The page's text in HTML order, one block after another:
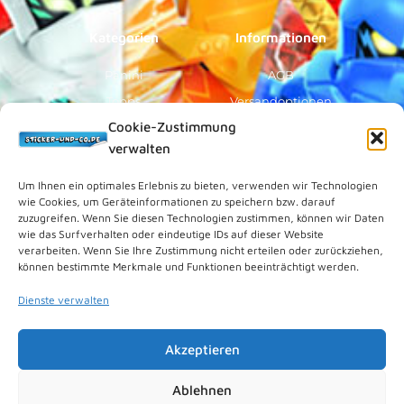
Cookie-Zustimmung
verwalten
Um Ihnen ein optimales Erlebnis zu bieten, verwenden wir Technologien
wie Cookies, um Geräteinformationen zu speichern bzw. darauf
zuzugreifen. Wenn Sie diesen Technologien zustimmen, können wir Daten
wie das Surfverhalten oder eindeutige IDs auf dieser Website
verarbeiten. Wenn Sie Ihre Zustimmung nicht erteilen oder zurückziehen,
können bestimmte Merkmale und Funktionen beeinträchtigt werden.
Dienste verwalten
Akzeptieren
Ablehnen
f
Kategorien
Panini
Topps
Blue Ocean
Sammelfiguren
Vorverkauf
Informationen
AGB
Versandoptionen
Zahlungsoptionen
Über Uns
Rechtliches
Kundenkonto
Datenschutz
Cookies (EU)
Vertrag widerrufen